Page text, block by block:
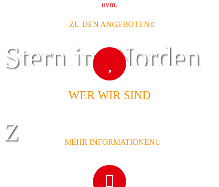
Stern im Norden
Zentrum für
uvm.
ZU DEN ANGEBOTEN
WER WIR SIND
MEHR INFORMATIONEN